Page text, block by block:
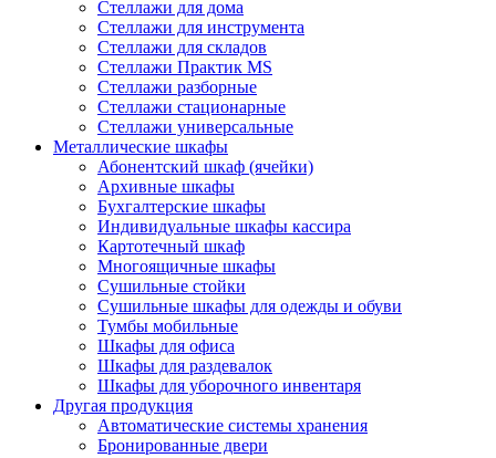
Стеллажи для дома
Стеллажи для инструмента
Стеллажи для складов
Стеллажи Практик MS
Стеллажи разборные
Стеллажи стационарные
Стеллажи универсальные
Металлические шкафы
Абонентский шкаф (ячейки)
Архивные шкафы
Бухгалтерские шкафы
Индивидуальные шкафы кассира
Картотечный шкаф
Многоящичные шкафы
Сушильные стойки
Сушильные шкафы для одежды и обуви
Тумбы мобильные
Шкафы для офиса
Шкафы для раздевалок
Шкафы для уборочного инвентаря
Другая продукция
Автоматические системы хранения
Бронированные двери